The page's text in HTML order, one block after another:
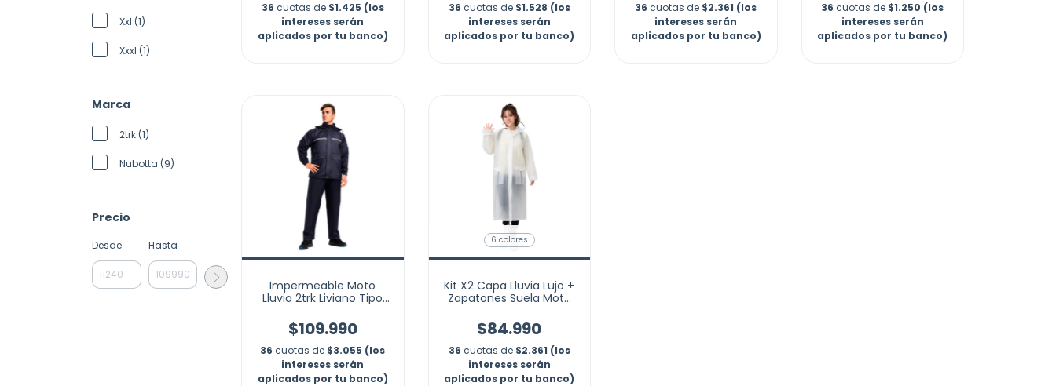
Xxl (1)
Xxxl (1)
Marca
2trk (1)
Nubotta (9)
Precio
Desde Hasta
36 cuotas de $1.425 (los
intereses serán
aplicados por tu banco)
36 cuotas de $1.528 (los
intereses serán
aplicados por tu banco)
36 cuotas de $2.361 (los
intereses serán
aplicados por tu banco)
36 cuotas de $1.250 (los
intereses serán
aplicados por tu banco)
Impermeable Moto
Lluvia 2trk Liviano Tipo
$109.990
36 cuotas de $3.055 (los
intereses serán
aplicados por tu banco)
6 colores
Kit X2 Capa Lluvia Lujo +
Zapatones Suela Moto
Nubotta
$84.990
36 cuotas de $2.361 (los
intereses serán
aplicados por tu banco)